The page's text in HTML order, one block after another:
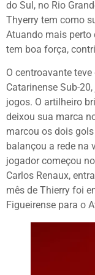
do Sul, no Rio
Thyerry tem como
Atuando mais perto
tem boa força,
O centroavante
Catarinense Sub-
jogos. O artilheiro
deixou sua marca
marcou os dois
balançou a rede na
jogador começou
Carlos Renaux,
mês de Thierry foi
Figueirense para o